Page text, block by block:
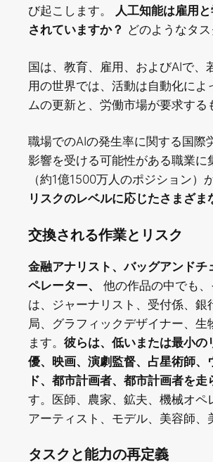
び起こします。 人工知能は雇用
されていますか？ どのようなタ
国は、教育、雇用、およびAIで
用の世界では、活動は自動化に
ムの更新と、労働市場が要求す
職場でのAIの発生率に関する国際
影響を受ける可能性がある職業
（約1億1500万人のポジション
リスクのレベルに応じたさまざま
交換される作業とリスク
金融アナリスト、バッグアンド
ペレーター、
他の作品の中でも
は、ジャーナリスト、受付係、
局、グラフィックデザイナー、
ます。 彼らは、低いまたは最小
優、映画、演劇監督、占星術師
ド、都市計画者、都市計画者を走
す。医師、農家、鉱夫、機械オペ
アーティスト、モデル、美容師、
タスクと能力の再定義